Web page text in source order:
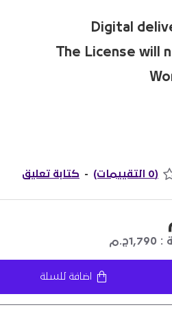
(0 التقييمات) - كتابة تعليق
اضافة للسلة